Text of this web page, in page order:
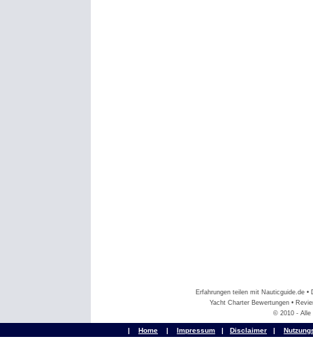
Erfahrungen teilen mit Nauticguide.de
Yacht Charter Bewertungen •
© 2010 - Alle
| Home | Impressum | Disclaimer |